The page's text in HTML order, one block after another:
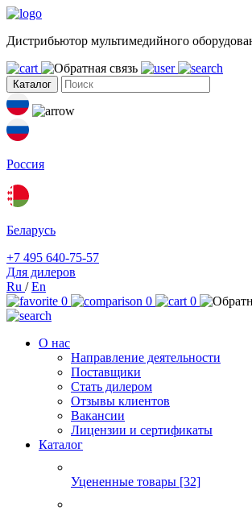
Дистрибьютор мультимедийного
Каталог
Россия
Беларусь
+7 495 640-75-57
Для дилеров
Ru /En
0
0 0
О нас
Направление деятельности
Поставщики
Стать дилером
Отзывы клиентов
Вакансии
Лицензии и сертификаты
Каталог
Уцененные товары [32]